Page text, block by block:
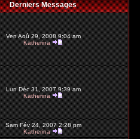
Derniers Messages
Ven Aoû 29, 2008 9:04 am
Katherina
Lun Déc 31, 2007 9:39 am
Katherina
Sam Fév 24, 2007 2:28 pm
Katherina